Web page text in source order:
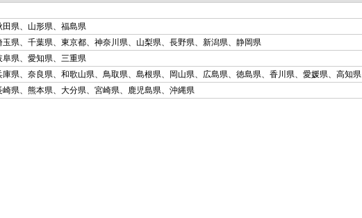
県、山形県、福島県
県、千葉県、東京都、神奈川県、山梨県、長野県、新潟県、静岡県
県、愛知県、三重県
県、奈良県、和歌山県、鳥取県、島根県、岡山県、広島県、徳島県、香川県、愛媛県、高知県
県、熊本県、大分県、宮崎県、鹿児島県、沖縄県